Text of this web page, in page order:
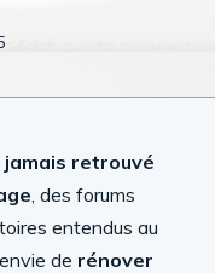
jamais retrouvé
, des forums
entendus au
de rénover